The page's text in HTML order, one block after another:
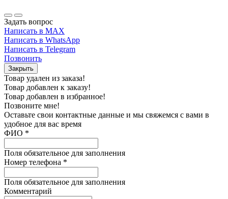
Задать вопрос
Написать в MAX
Написать в WhatsApp
Написать в Telegram
Позвонить
Закрыть
Товар удален из заказа!
Товар добавлен к заказу!
Товар добавлен в избранное!
Позвоните мне!
Оставьте свои контактные данные и мы свяжемся с вами в
удобное для вас время
ФИО *
Поля обязательное для заполнения
Номер телефона *
Поля обязательное для заполнения
Комментарий